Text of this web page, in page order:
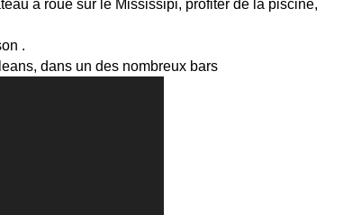
à roue sur le Mississipi, profiter de la piscine,
.
dans un des nombreux bars